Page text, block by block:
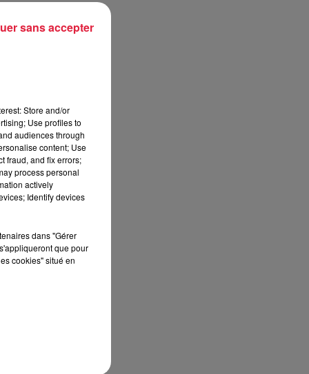
Store and/or
Use profiles to
audiences through
content; Use
fraud, and fix errors;
process personal
actively
Identify devices
dans "Gérer
que pour
cookies" situé en
sans accepter